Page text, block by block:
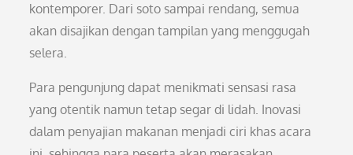
kontemporer. Dari soto sampai rendang, semua
akan disajikan dengan tampilan yang menggugah
selera.
Para pengunjung dapat menikmati sensasi rasa
yang otentik namun tetap segar di lidah. Inovasi
dalam penyajian makanan menjadi ciri khas acara